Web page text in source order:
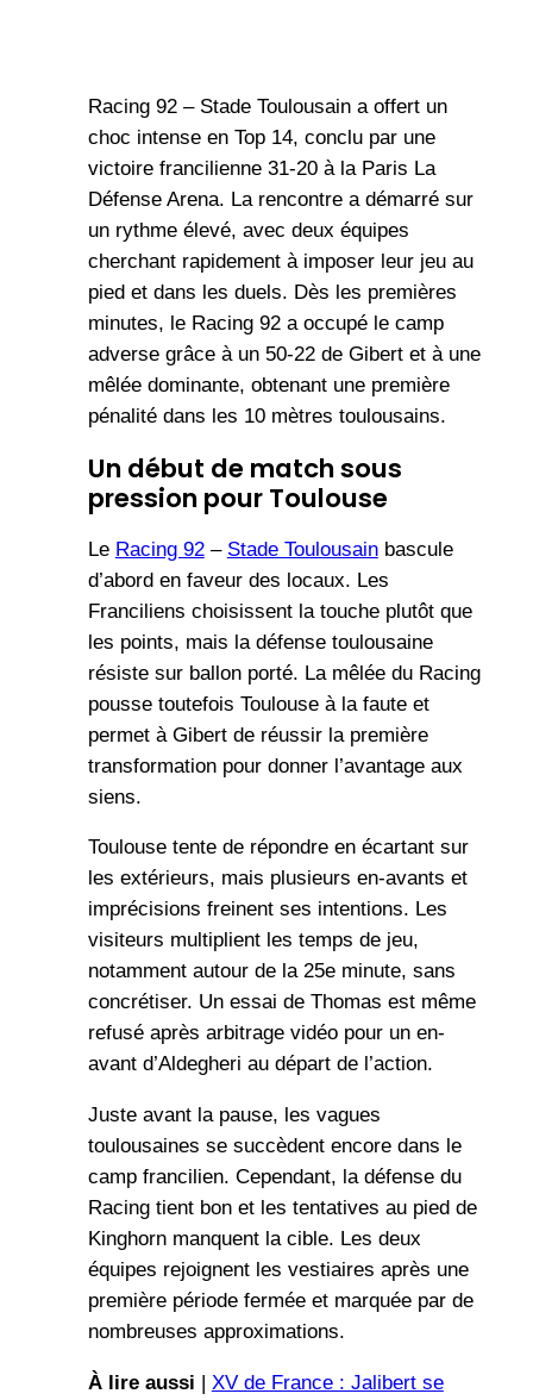
Racing 92 – Stade Toulousain a offert un
choc intense en Top 14, conclu par une
victoire francilienne 31-20 à la Paris La
Défense Arena. La rencontre a démarré sur
un rythme élevé, avec deux équipes
cherchant rapidement à imposer leur jeu au
pied et dans les duels. Dès les premières
minutes, le Racing 92 a occupé le camp
adverse grâce à un 50-22 de Gibert et à une
mêlée dominante, obtenant une première
pénalité dans les 10 mètres toulousains.
Un début de match sous
pression pour Toulouse
Le Racing 92– Stade Toulousainbascule
d’abord en faveur des locaux. Les
Franciliens choisissent la touche plutôt que
les points, mais la défense toulousaine
résiste sur ballon porté. La mêlée du Racing
pousse toutefois Toulouse à la faute et
permet à Gibert de réussir la première
transformation pour donner l’avantage aux
siens.
Toulouse tente de répondre en écartant sur
les extérieurs, mais plusieurs en-avants et
imprécisions freinent ses intentions. Les
visiteurs multiplient les temps de jeu,
notamment autour de la 25e minute, sans
concrétiser. Un essai de Thomas est même
refusé après arbitrage vidéo pour un en-
avant d’Aldegheri au départ de l’action.
Juste avant la pause, les vagues
toulousaines se succèdent encore dans le
camp francilien. Cependant, la défense du
Racing tient bon et les tentatives au pied de
Kinghorn manquent la cible. Les deux
équipes rejoignent les vestiaires après une
première période fermée et marquée par de
nombreuses approximations.
À lire aussi | XV de France : Jalibert se